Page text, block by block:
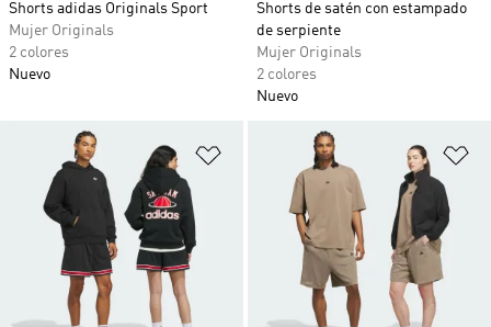
Shorts adidas Originals Sport
Mujer Originals
2 colores
Nuevo
Shorts de satén con estampado
de serpiente
Mujer Originals
2 colores
Nuevo
Añadir a la lista de deseos